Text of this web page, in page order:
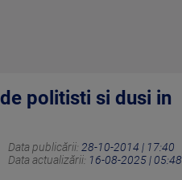
politisti si dusi in
Data publicării: 28-10-2014 | 17:40
Data actualizării: 16-08-2025 | 05:48